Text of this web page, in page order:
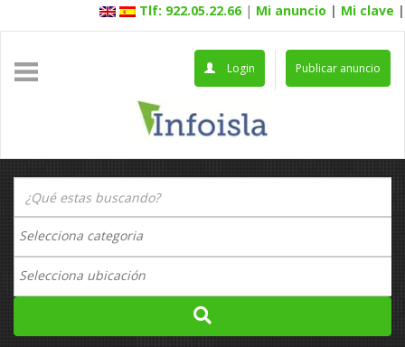
Tlf: 922.05.22.66 | Mi anuncio | Mi clave |
Publicar anuncio
Login